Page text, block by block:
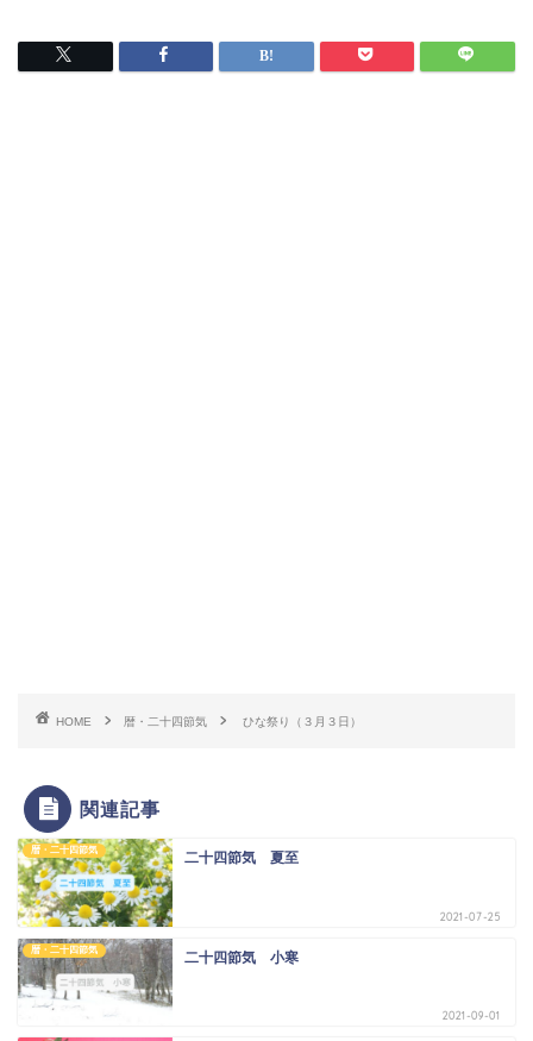
HOME 暦・二十四節気 ひな祭り（３月３日）
関連記事
暦・二十四節気 二十四節気 夏至
2021-07-25
暦・二十四節気 二十四節気 小寒
2021-09-01